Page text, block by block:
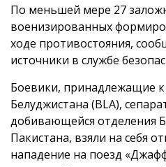
По меньшей мере 27
военизированных
ходе противостояния,
источники в службе
Боевики, принадлежащие
Белуджистана (BLA),
добивающейся отделения
Пакистана, взяли на себя
нападение на поезд